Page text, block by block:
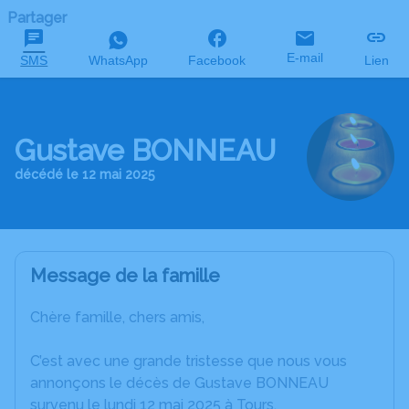
Partager
SMS WhatsApp Facebook E-mail Lien
Gustave BONNEAU
décédé le 12 mai 2025
Message de la famille
Chère famille, chers amis,
C’est avec une grande tristesse que nous vous
annonçons le décès de Gustave BONNEAU
survenu le lundi 12 mai 2025 à Tours.